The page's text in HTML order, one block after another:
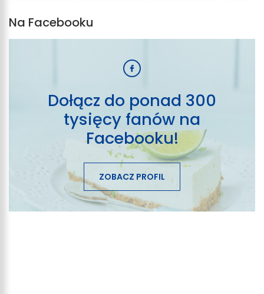
Na Facebooku
Dołącz do ponad 300
tysięcy fanów na
Facebooku!
ZOBACZ PROFIL